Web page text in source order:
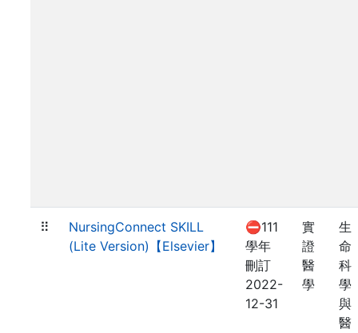
⠿
NursingConnect SKILL
(Lite Version)【Elsevier】
⛔111
學年
刪訂
2022-
12-31
實
證
醫
學
生
命
科
學
與
醫